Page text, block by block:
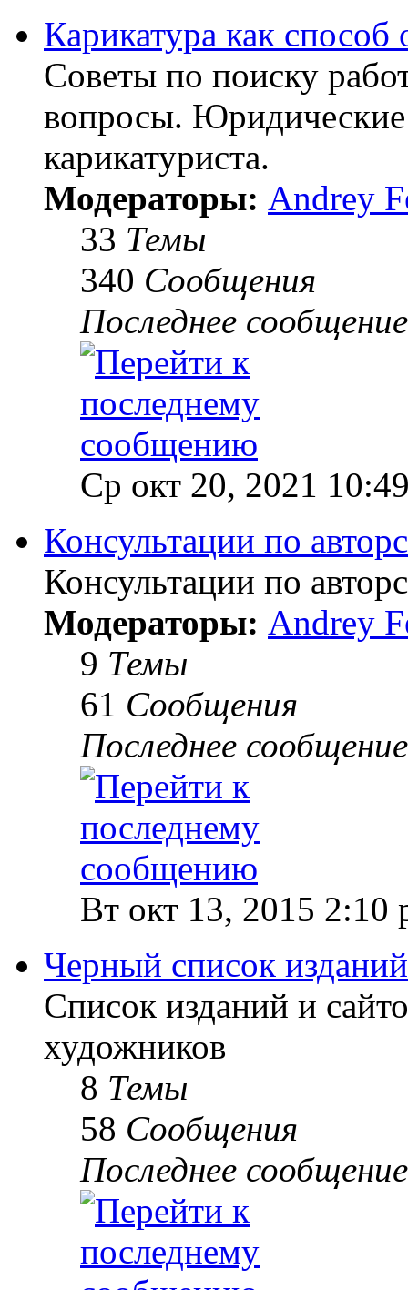
Карикатура как
Советы по поиску
вопросы. Юридические
карикатуриста.
Модераторы: Andrey
33 Темы
340 Сообщения
Последнее сообщение
Ср окт 20, 2021
Консультации по
Консультации по
Модераторы: Andrey
9 Темы
61 Сообщения
Последнее сообщение
Вт окт 13, 2015 2:10
Черный список
Список изданий и
художников
8 Темы
58 Сообщения
Последнее сообщение